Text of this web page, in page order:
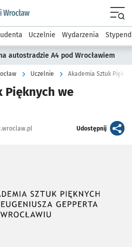
podserwis: Akademicki
Uczelnie Wydarzenia
autostradzie A4 pod Wrocławiem
Uczelnie Akademia Sztuk
Pięknych we
Udostępnijartykuł